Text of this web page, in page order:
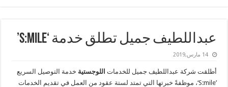
عبداللطيف جميل تطلق خدمة ‘S:mile’
14 مارس,2019
أطلقت شركة عبداللطيف جميل للخدمات اللوجستيةخدمة التوصيل السريع
’S:mile‘، موظفةً خبرتها التي تمتد لستة عقود من العمل في تقديم الخدمات